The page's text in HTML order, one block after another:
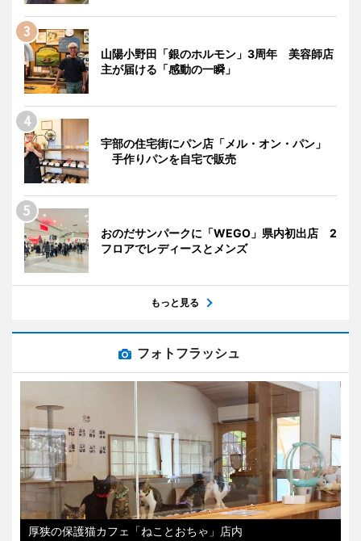
山陽小野田「銀のホルモン」3周年 美容師店
主が届ける「感動の一瞬」
宇部の住宅街にパン店「メル・オン・パン」
手作りパンを自宅で販売
おのだサンパークに「WEGO」県内初出店 2
フロアでレディースとメンズ
もっと見る
フォトフラッシュ
厚狭の保護猫カフェ「ねことおちゃ」店内